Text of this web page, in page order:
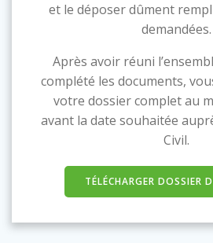
et le déposer dûment
demandées.
Après avoir réuni
complété les documents,
votre dossier complet au
avant la date souhaitée
Civil.
TÉLÉCHARGER DOSSIER